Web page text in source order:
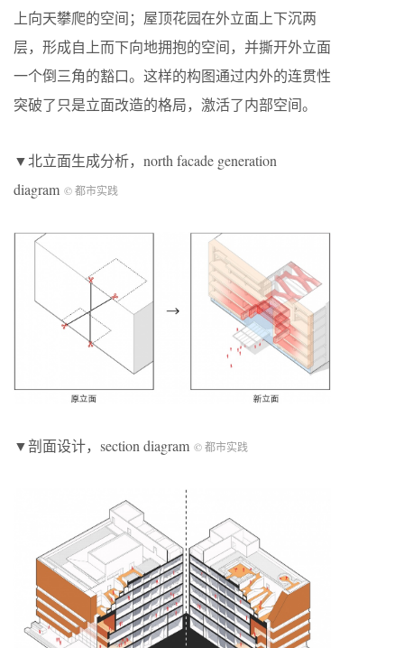
上向天攀爬的空间；屋顶花园在外立面上下沉两
层，形成自上而下向地拥抱的空间，并撕开外立面
一个倒三角的豁口。这样的构图通过内外的连贯性
突破了只是立面改造的格局，激活了内部空间。
▼北立面生成分析，north facade generation
diagram © 都市实践
▼剖面设计，section diagram © 都市实践